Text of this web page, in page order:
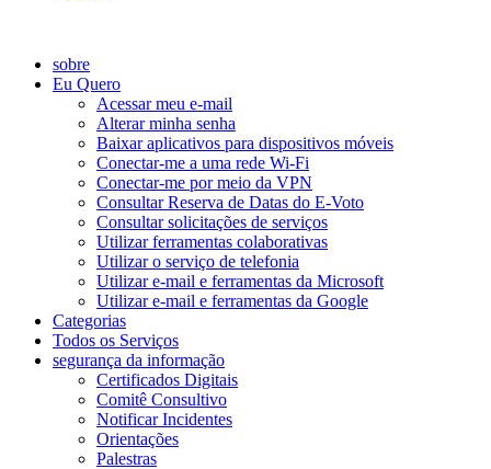
sobre
Eu Quero
Acessar meu e-mail
Alterar minha senha
Baixar aplicativos para dispositivos móveis
Conectar-me a uma rede Wi-Fi
Conectar-me por meio da VPN
Consultar Reserva de Datas do E-Voto
Consultar solicitações de serviços
Utilizar ferramentas colaborativas
Utilizar o serviço de telefonia
Utilizar e-mail e ferramentas da Microsoft
Utilizar e-mail e ferramentas da Google
Categorias
Todos os Serviços
segurança da informação
Certificados Digitais
Comitê Consultivo
Notificar Incidentes
Orientações
Palestras